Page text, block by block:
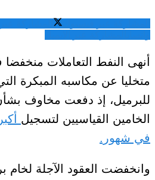
أنهى النفط التعاملات
متخليا عن مكاسبه المبكرة
للبرميل، إذ دفعت مخاوف
الخامين القياسيين لتسجيل
في شهور.